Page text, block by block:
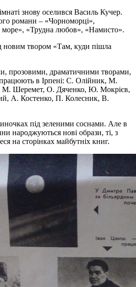
знову оселився Василь Кучер.
романи – «Чорноморці»,
«Трудна любов», «Намисто».
новим твором «Там, куди пішла
прозовими, драматичними творами,
в Ірпені: С. Олійник, М.
Шеремет, О. Дяченко, Ю. Мокрієв,
А. Костенко, П. Колесник, В.
під зеленими соснами. Але в
народжуються нові образи, ті, з
на сторінках майбутніх книг.